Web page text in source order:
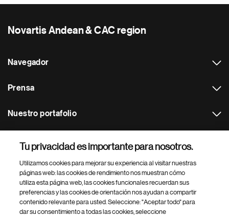
Novartis Andean & CAC region
Navegador
Prensa
Nuestro portafolio
Footer Site Search
Tu privacidad es importante para nosotros.
Utilizamos cookies para mejorar su experiencia al visitar nuestras
páginas web: las cookies de rendimiento nos muestran cómo
utiliza esta página web, las cookies funcionales recuerdan sus
preferencias y las cookies de orientación nos ayudan a compartir
contenido relevante para usted. Seleccione: "Aceptar todo" para
dar su consentimiento a todas las cookies, seleccione